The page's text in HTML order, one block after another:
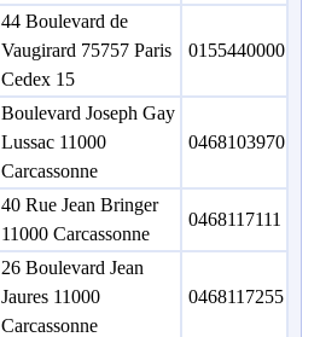
44 Boulevard de
Vaugirard 75757 Paris
Cedex 15
0155440000
Boulevard Joseph Gay
Lussac 11000
Carcassonne
0468103970
40 Rue Jean Bringer
11000 Carcassonne
0468117111
26 Boulevard Jean
Jaures 11000
Carcassonne
0468117255